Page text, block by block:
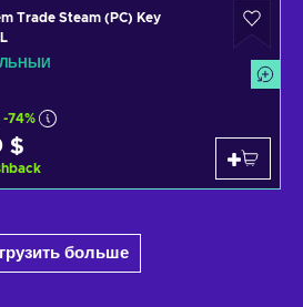
Trade Steam (PC) Key
-74%
$
больше